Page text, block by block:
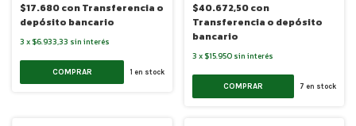
$17.680conTransferencia o
depósito bancario
3 x $6.933,33 sin interés
COMPRAR 1 en stock
$40.672,50con
Transferencia o depósito
bancario
3 x $15.950 sin interés
COMPRAR 7 en stock